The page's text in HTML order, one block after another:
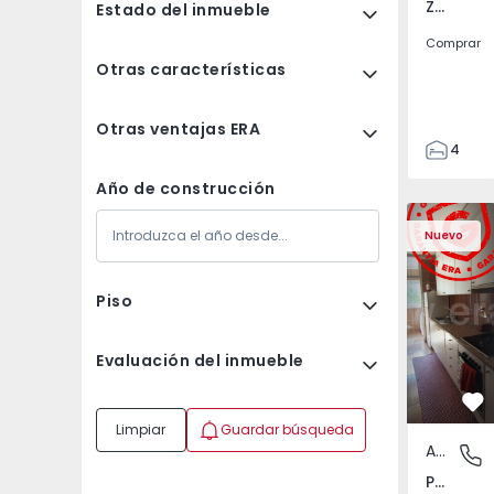
Estado del inmueble
Otras características
Otras ventajas ERA
Año de construcción
Piso
Evaluación del inmueble
Limpiar Guardar búsqueda
Zebreira e Segura, Castelo Branco
Comprar
4
80
80
244
Nuevo
Apartamento T3
Apartamento
Pedrouços, Porto